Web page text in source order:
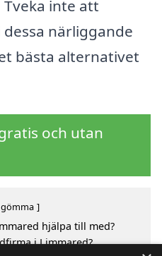
inte att
närliggande
bästa alternativet
och utan
gömma
hjälpa till med?
i Limmared?